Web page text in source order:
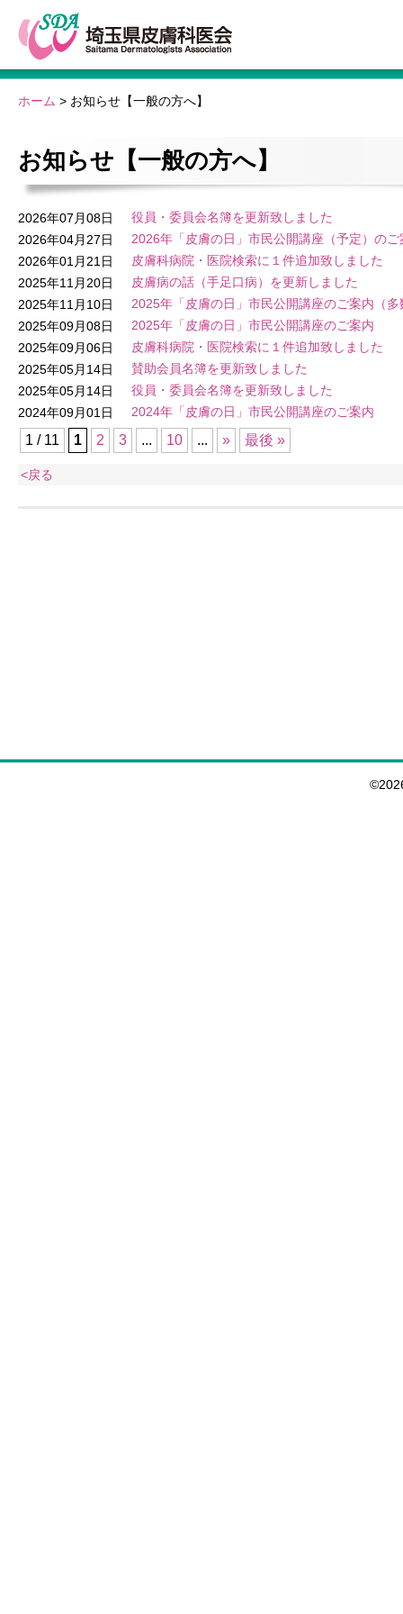
ホーム > お知らせ【一般の方へ】
お知らせ【一般の方へ】
2026年07月08日
役員・委員会名簿を更新致しました
2026年04月27日
2026年「皮膚の日」市民公開講座（予定）のご
2026年01月21日
皮膚科病院・医院検索に１件追加致しました
2025年11月20日
皮膚病の話（手足口病）を更新しました
2025年11月10日
2025年「皮膚の日」市民公開講座のご案内（
2025年09月08日
2025年「皮膚の日」市民公開講座のご案内
2025年09月06日
皮膚科病院・医院検索に１件追加致しました
2025年05月14日
賛助会員名簿を更新致しました
2025年05月14日
役員・委員会名簿を更新致しました
2024年09月01日
2024年「皮膚の日」市民公開講座のご案内
1 / 11 1 2 3 ... 10 ... » 最後 »
<戻る